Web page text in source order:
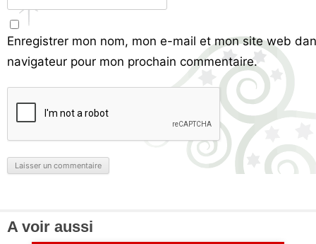
Enregistrer mon nom, mon e-mail et mon site web
navigateur pour mon prochain commentaire.
A voir aussi